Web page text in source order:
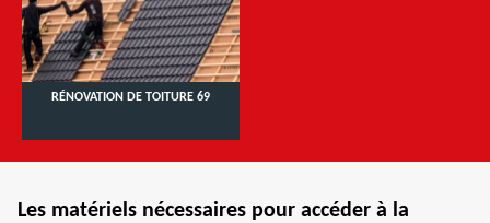
RÉNOVATION DE TOITURE 69
Les matériels nécessaires pour accéder à la